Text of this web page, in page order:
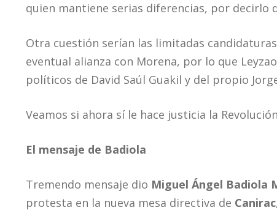
quien mantiene serias diferencias, por decirlo
Otra cuestión serían las limitadas
eventual alianza con Morena, por lo que
políticos de David Saúl Guakil y del propio
Veamos si ahora sí le hace justicia la
El mensaje de Badiola
Tremendo mensaje dio Miguel Ángel Badiola
protesta en la nueva mesa directiva de Canirac